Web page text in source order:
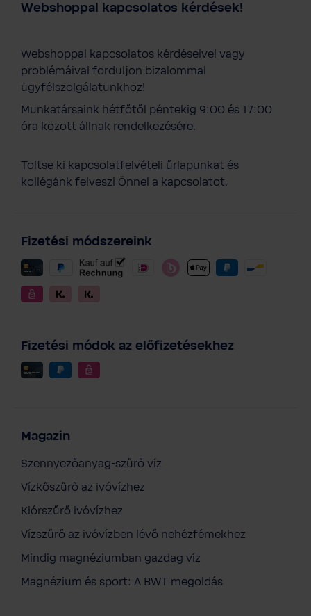
Webshoppal kapcsolatos kérdések!
Webshoppal kapcsolatos kérdéseivel vagy
problémáival forduljon bizalommal
ügyfélszolgálatunkhoz!
Munkatársaink hétfőtől péntekig 9:00 és 17:00
óra között állnak rendelkezésére.
Töltse ki kapcsolatfelvételi űrlapunkat és
kollégánk felveszi Önnel a kapcsolatot.
Fizetési módszereink
Fizetési módok az előfizetésekhez
Magazin
Szennyezőanyag-szűrő víz
Vízkőszűrő az ivóvízhez
Klórszűrő ivóvízhez
Vízszűrő az ivóvízben lévő nehézfémekhez
Mindig magnéziumban gazdag víz
Magnézium és sport: A BWT megoldás